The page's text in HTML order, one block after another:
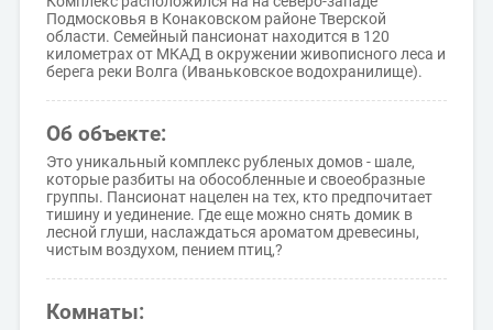
Подмосковья в Конаковском районе Тверской
области. Семейный пансионат находится в 120
километрах от МКАД в окружении живописного леса и
берега реки Волга (Иваньковское водохранилище).
Об объекте:
Это уникальный комплекс рубленых домов - шале,
которые разбиты на обособленные и своеобразные
группы. Пансионат нацелен на тех, кто предпочитает
тишину и уединение. Где еще можно снять домик в
лесной глуши, наслаждаться ароматом древесины,
чистым воздухом, пением птиц,?
Комнаты: